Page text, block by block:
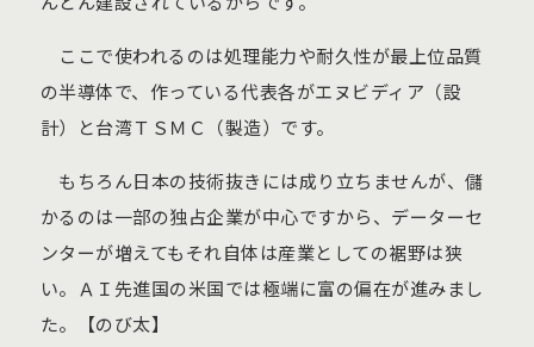
ここで使われるのは処理能力や耐久性が最上位品質
の半導体で、作っている代表各がエヌビディア（設
計）と台湾ＴＳＭＣ（製造）です。
もちろん日本の技術抜きには成り立ちませんが、儲
かるのは一部の独占企業が中心ですから、データーセ
ンターが増えてもそれ自体は産業としての裾野は狭
い。ＡＩ先進国の米国では極端に富の偏在が進みまし
た。【のび太】